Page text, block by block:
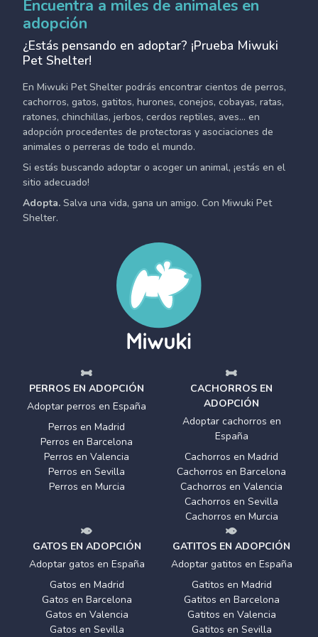
Encuentra a miles de animales en
adopción
¿Estás pensando en adoptar? ¡Prueba Miwuki
Pet Shelter!
En Miwuki Pet Shelter podrás encontrar cientos de perros,
cachorros, gatos, gatitos, hurones, conejos, cobayas, ratas,
ratones, chinchillas, jerbos, cerdos reptiles, aves... en
adopción procedentes de protectoras y asociaciones de
animales o perreras de todo el mundo.
Si estás buscando adoptar o acoger un animal, ¡estás en el
sitio adecuado!
Adopta. Salva una vida, gana un amigo. Con Miwuki Pet
Shelter.
PERROS EN ADOPCIÓN
Adoptar perros en España
Perros en Madrid
Perros en Barcelona
Perros en Valencia
Perros en Sevilla
Perros en Murcia
CACHORROS EN
ADOPCIÓN
Adoptar cachorros en
España
Cachorros en Madrid
Cachorros en Barcelona
Cachorros en Valencia
Cachorros en Sevilla
Cachorros en Murcia
GATOS EN ADOPCIÓN
Adoptar gatos en España
Gatos en Madrid
Gatos en Barcelona
Gatos en Valencia
Gatos en Sevilla
GATITOS EN ADOPCIÓN
Adoptar gatitos en España
Gatitos en Madrid
Gatitos en Barcelona
Gatitos en Valencia
Gatitos en Sevilla